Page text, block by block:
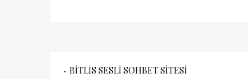
BITLIS SESLI SOHBET SITESI